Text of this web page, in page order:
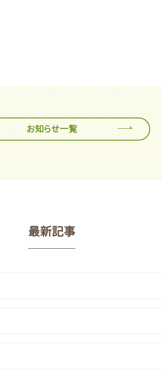
お知らせ一覧
最新記事